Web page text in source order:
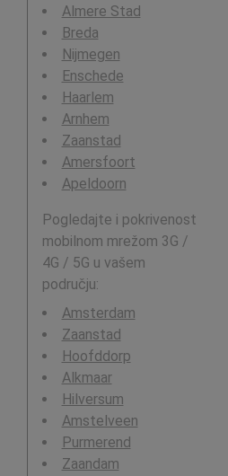
Almere Stad
Breda
Nijmegen
Enschede
Haarlem
Arnhem
Zaanstad
Amersfoort
Apeldoorn
Pogledajte i pokrivenost
mobilnom mrežom 3G /
4G / 5G u vašem
području:
Amsterdam
Zaanstad
Hoofddorp
Alkmaar
Hilversum
Amstelveen
Purmerend
Zaandam